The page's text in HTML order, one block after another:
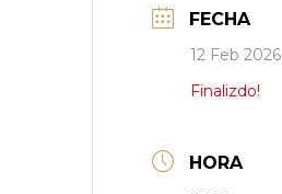
FECHA
12 Feb 2026
Finalizdo!
HORA